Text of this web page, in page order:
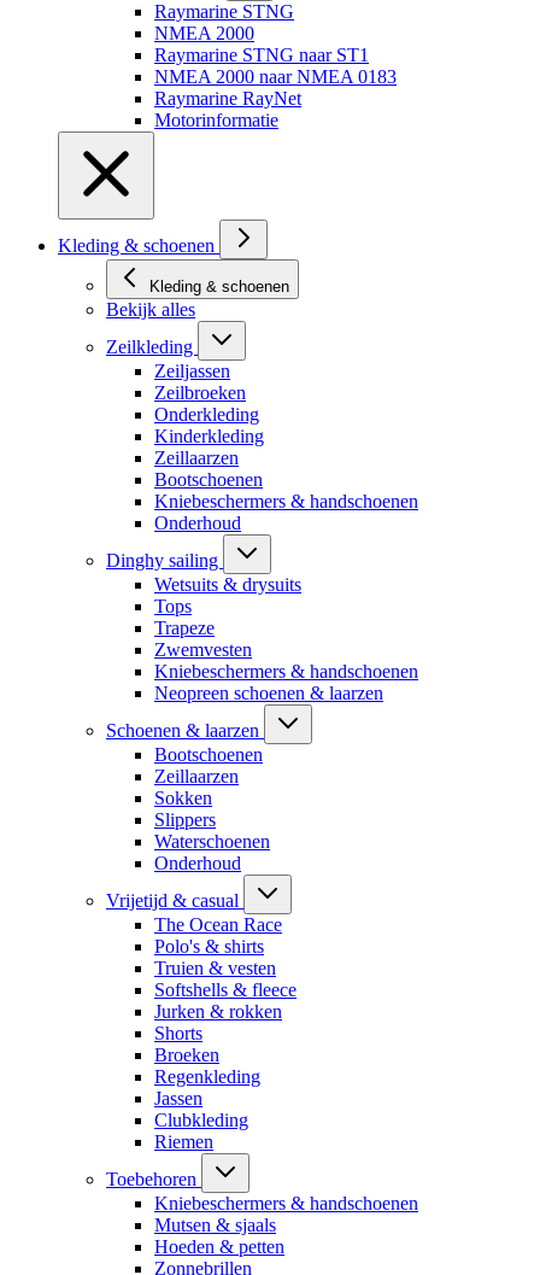
Raymarine STNG
NMEA 2000
Raymarine STNG naar ST1
NMEA 2000 naar NMEA 0183
Raymarine RayNet
Motorinformatie
Kleding & schoenen
Kleding & schoenen
Bekijk alles
Zeilkleding
Zeiljassen
Zeilbroeken
Onderkleding
Kinderkleding
Zeillaarzen
Bootschoenen
Kniebeschermers & handschoenen
Onderhoud
Dinghy sailing
Wetsuits & drysuits
Tops
Trapeze
Zwemvesten
Kniebeschermers & handschoenen
Neopreen schoenen & laarzen
Schoenen & laarzen
Bootschoenen
Zeillaarzen
Sokken
Slippers
Waterschoenen
Onderhoud
Vrijetijd & casual
The Ocean Race
Polo's & shirts
Truien & vesten
Softshells & fleece
Jurken & rokken
Shorts
Broeken
Regenkleding
Jassen
Clubkleding
Riemen
Toebehoren
Kniebeschermers & handschoenen
Mutsen & sjaals
Hoeden & petten
Zonnebrillen